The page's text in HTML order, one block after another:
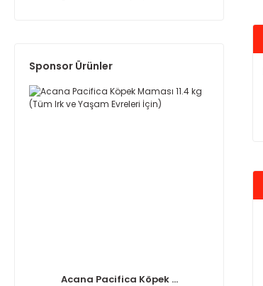
Sponsor Ürünler
Acana Pacifica Köpek ...